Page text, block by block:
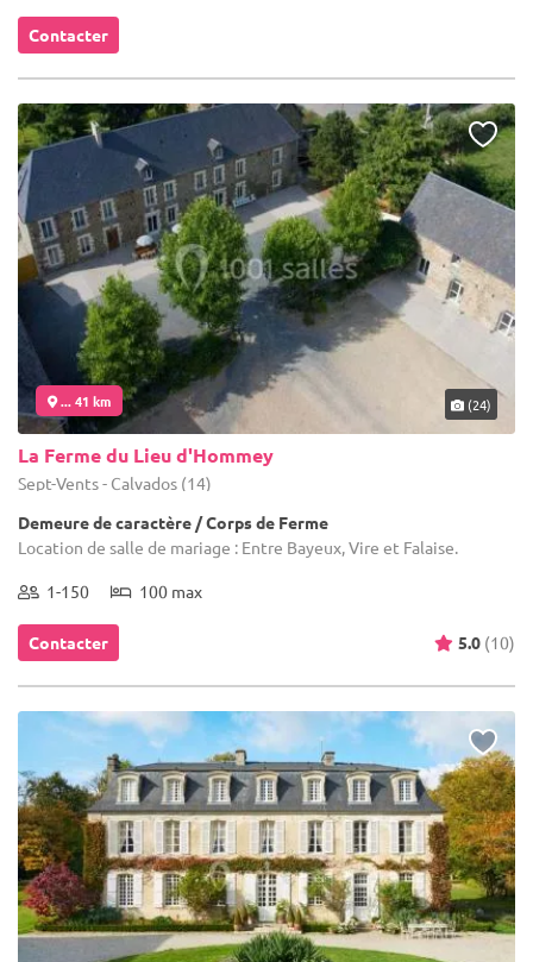
Contacter
... 41 km (24)
La Ferme du Lieu d'Hommey
Sept-Vents - Calvados (14)
Demeure de caractère / Corps de Ferme
Location de salle de mariage : Entre Bayeux, Vire et Falaise.
1-150 100 max
Contacter 5.0 (10)